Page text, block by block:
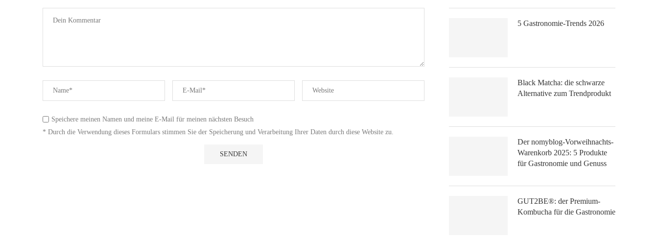
Speichere meinen Namen und meine E-Mail für meinen nächsten Besuch
* Durch die Verwendung dieses Formulars stimmen Sie der Speicherung und Verarbeitung Ihrer Daten durch diese Website zu.
5 Gastronomie-Trends 2026
Black Matcha: die schwarze
Alternative zum Trendprodukt
Der nomyblog-Vorweihnachts-
Warenkorb 2025: 5 Produkte
für Gastronomie und Genuss
GUT2BE®: der Premium-
Kombucha für die Gastronomie